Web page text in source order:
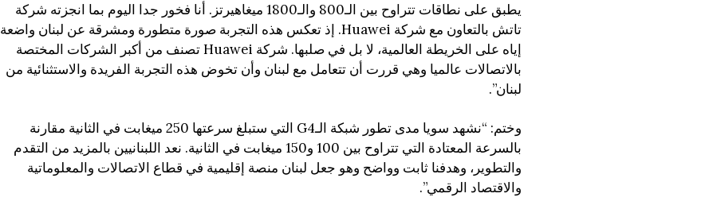
يطبق على نطاقات تتراوح بين الـ800 والـ1800 ميغاهيرتز. أنا فخور جدا اليوم بما انجزته شركة
تاتش بالتعاون مع شركة Huawei. إذ تعكس هذه التجربة صورة متطورة ومشرقة عن لبنان واضعة
إياه على الخريطة العالمية، لا بل في صلبها. شركة Huawei تصنف من أكبر الشركات المختصة
بالاتصالات عالميا وهي قررت أن تتعامل مع لبنان وأن تخوض هذه التجربة الفريدة والاستثنائية من
لبنان”.
وختم: “نشهد سويا مدى تطور شبكة الـG4 التي ستبلغ سرعتها 250 ميغابت في الثانية مقارنة
بالسرعة المعتادة التي تتراوح بين 100 و150 ميغابت في الثانية. نعد اللبنانيين بالمزيد من التقدم
والتطوير، وهدفنا ثابت وواضح وهو جعل لبنان منصة إقليمية في قطاع الاتصالات والمعلوماتية
والاقتصاد الرقمي”.